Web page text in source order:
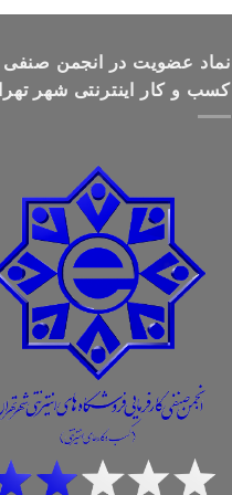
نماد عضویت در انجمن صنفی
کسب و کار اینترنتی شهر